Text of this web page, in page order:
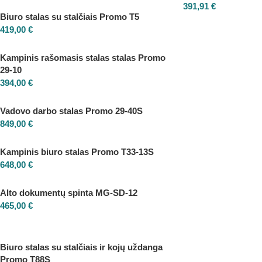
Biuro stalas su stalčiais Promo T5
419,00 €
Kampinis rašomasis stalas stalas Promo
29-10
394,00 €
Vadovo darbo stalas Promo 29-40S
849,00 €
Kampinis biuro stalas Promo T33-13S
648,00 €
Alto dokumentų spinta MG-SD-12
465,00 €
Biuro stalas su stalčiais ir kojų uždanga
Promo T88S
391,91 €